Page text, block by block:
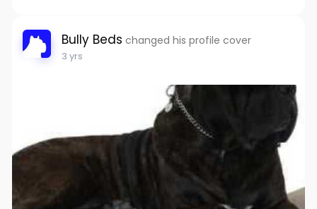
Bully Beds changed his profile cover
3 yrs